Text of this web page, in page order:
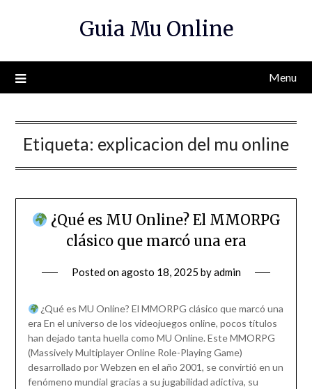
Guia Mu Online
Menu
Etiqueta: explicacion del mu online
¿Qué es MU Online? El MMORPG
clásico que marcó una era
Posted onagosto 18, 2025 byadmin
¿Qué es MU Online? El MMORPG clásico que marcó una
era En el universo de los videojuegos online, pocos títulos
han dejado tanta huella como MU Online. Este MMORPG
(Massively Multiplayer Online Role-Playing Game)
desarrollado por Webzen en el año 2001, se convirtió en un
fenómeno mundial gracias a su jugabilidad adictiva, su